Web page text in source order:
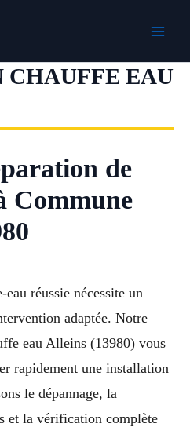
CHAUFFE EAU
de
Commune
réussie nécessite un
adaptée. Notre
eau Alleins (13980) vous
rapidement une installation
le dépannage, la
et la vérification complète